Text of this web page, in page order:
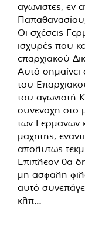
αγωνιστές, εν
Παπαθανασίου,
Οι σχέσεις
ισχυρές που
επαρχιακού
Αυτό σημαίνει
του
του αγωνιστή
συνένοχη στο
των Γερμανών
μαχητής,
απολύτως
Επιπλέον θα
μη ασφαλή
αυτό
κλπ…